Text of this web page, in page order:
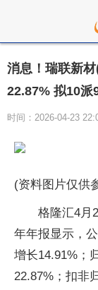
消息！瑞联新
22.87% 拟10派
时间：2026-04-23
(资料图片仅供
格隆汇4月
年年报显示，
增长14.91%；
22.87%；扣非